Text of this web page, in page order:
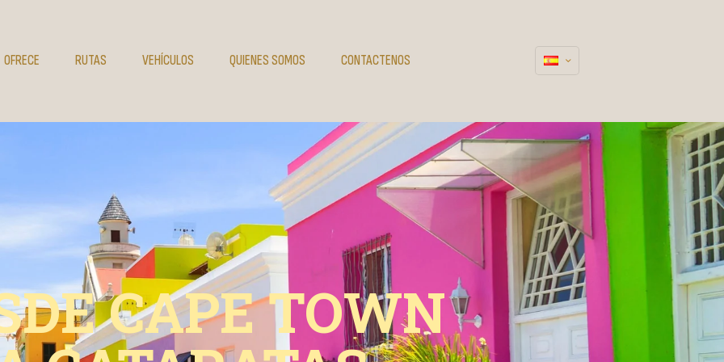
OFRECE RUTAS VEHÍCULOS QUIENES SOMOS CONTACTENOS
CAPE TOWN